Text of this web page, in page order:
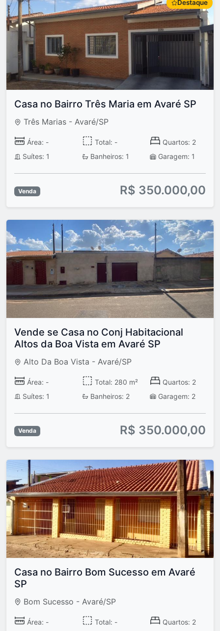
Destaque
Casa no Bairro Três Maria em Avaré SP
Três Marias - Avaré/SP
Área: - Total: -
Quartos: 2
Suítes: 1
Banheiros: 1 Garagem: 1
Venda R$ 350.000,00
Vende se Casa no Conj Habitacional
Altos da Boa Vista em Avaré SP
Alto Da Boa Vista - Avaré/SP
Área: - Total: 280 m²
Quartos: 2
Suítes: 1
Banheiros: 2 Garagem: 2
Venda R$ 350.000,00
Casa no Bairro Bom Sucesso em Avaré
SP
Bom Sucesso - Avaré/SP
Área: - Total: -
Quartos: 2